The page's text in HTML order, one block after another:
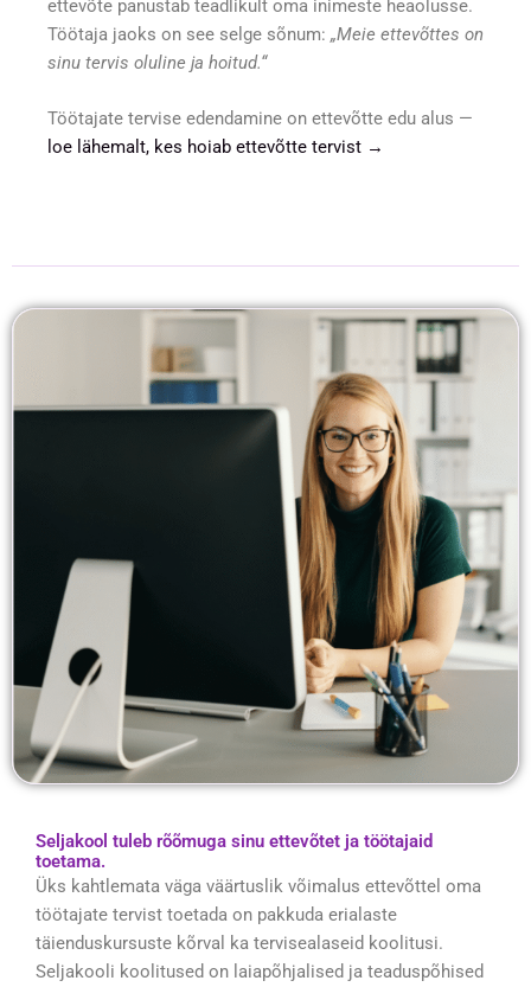
ettevõte panustab teadlikult oma inimeste heaolusse.
Töötaja jaoks on see selge sõnum: „Meie ettevõttes on
sinu tervis oluline ja hoitud.“
Töötajate tervise edendamine on ettevõtte edu alus —
loe lähemalt, kes hoiab ettevõtte tervist →
Seljakool tuleb rõõmuga sinu ettevõtet ja töötajaid
toetama.
Üks kahtlemata väga väärtuslik võimalus ettevõttel oma
töötajate tervist toetada on pakkuda erialaste
täienduskursuste kõrval ka tervisealaseid koolitusi.
Seljakooli koolitused on laiapõhjalised ja teaduspõhised